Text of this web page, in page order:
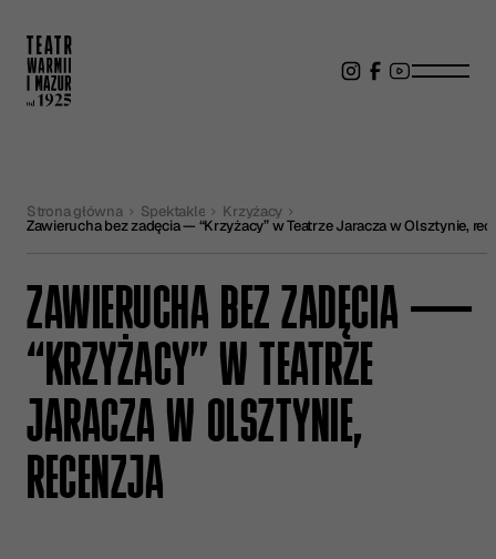
Strona główna Spektakle Krzyżacy
ZAWIERUCHA BEZ ZADĘCIA —
“KRZYŻACY” W TEATRZE
JARACZA W OLSZTYNIE,
RECENZJA